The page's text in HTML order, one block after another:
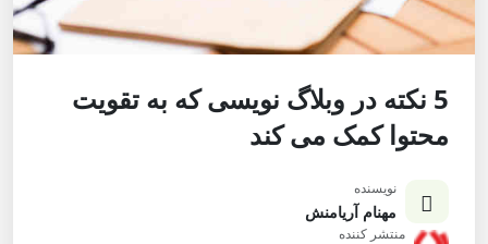
5 نکته در وبلاگ نویسی که به تقویت
محتوا کمک می کند
نویسنده
مهنام آریامنش
منتشر کننده